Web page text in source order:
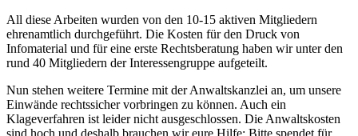
All diese Arbeiten wurden von den 10-15 aktiven Mitgliedern
ehrenamtlich durchgeführt. Die Kosten für den Druck von
Infomaterial und für eine erste Rechtsberatung haben wir unter den
rund 40 Mitgliedern der Interessengruppe aufgeteilt.
Nun stehen weitere Termine mit der Anwaltskanzlei an, um unsere
Einwände rechtssicher vorbringen zu können. Auch ein
Klageverfahren ist leider nicht ausgeschlossen. Die Anwaltskosten
sind hoch und deshalb brauchen wir eure Hilfe: Bitte spendet für